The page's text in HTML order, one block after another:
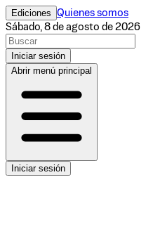
Ediciones Quienes somos
Sábado, 8 de agosto de 2026
Iniciar sesión
Abrir menú principal
Iniciar sesión